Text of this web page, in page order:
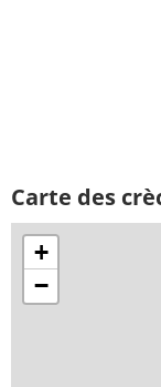
Carte des
+
−